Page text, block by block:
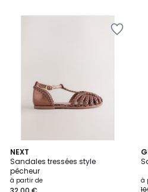
NEXT
Sandales tressées style
pêcheur
à partir de
3
Couleurs
à